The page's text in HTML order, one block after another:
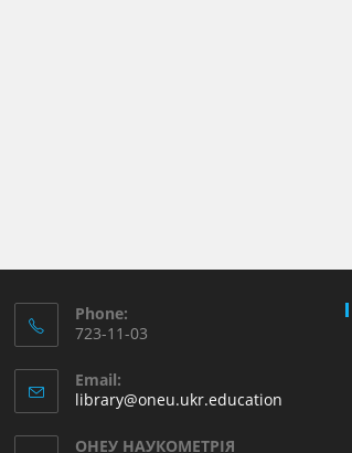
Phone:
723-11-03
Email:
library@oneu.ukr.education
ОНЕУ НАУКОМЕТРІЯ